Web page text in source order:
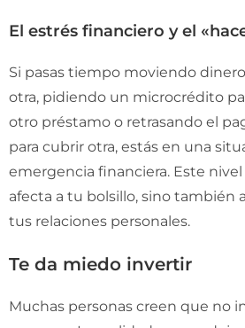
El estrés financiero y el
Si pasas tiempo moviendo
otra, pidiendo un microcrédito
otro préstamo o retrasando el
para cubrir otra, estás en una
emergencia financiera. Este
afecta a tu bolsillo, sino también
tus relaciones personales.
Te da miedo invertir
Muchas personas creen que no